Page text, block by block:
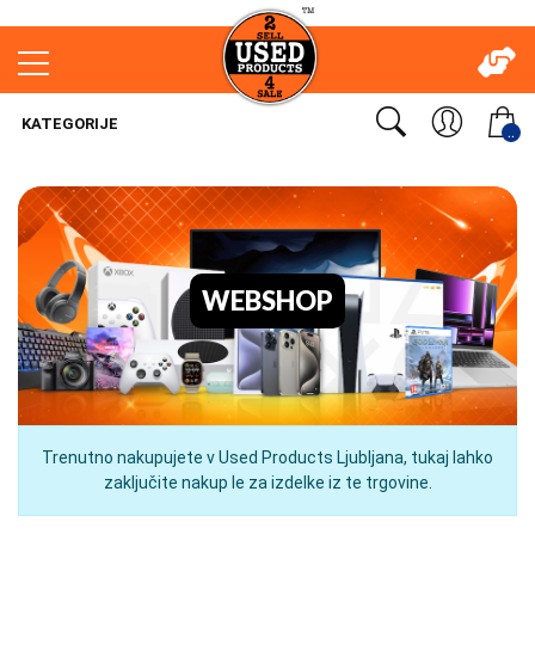
..
KATEGORIJE
WEBSHOP
Trenutno nakupujete v Used Products Ljubljana, tukaj lahko
zaključite nakup le za izdelke iz te trgovine.